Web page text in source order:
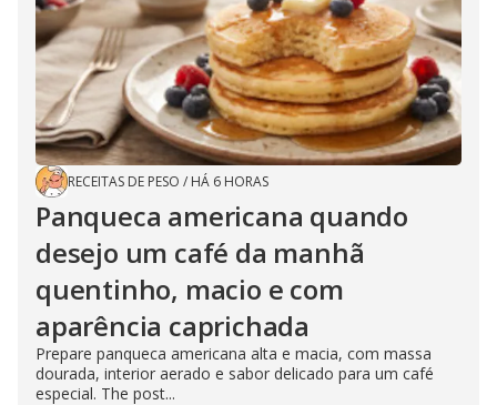
RECEITAS DE PESO / HÁ 6 HORAS
Panqueca americana quando
desejo um café da manhã
quentinho, macio e com
aparência caprichada
Prepare panqueca americana alta e macia, com massa
dourada, interior aerado e sabor delicado para um café
especial. The post...